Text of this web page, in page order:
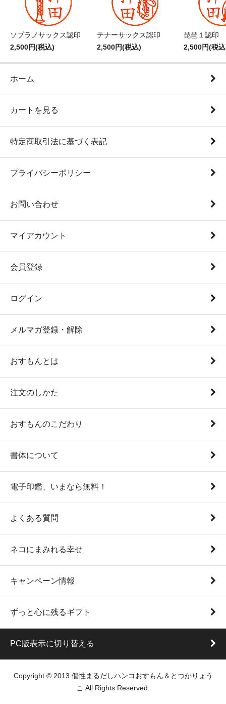
ソプラノサックス認印
2,500円(税込)
テナーサックス認印
2,500円(税込)
琵琶１認印
2,500円(税
ホーム
カートを見る
特定商取引法に基づく表記
プライバシーポリシー
お問い合わせ
マイアカウント
会員登録
ログイン
メルマガ登録・解除
おすもんとは
注文のしかた
おすもんのこだわり
書体について
電子印鑑、いまなら無料！
よくある質問
ネコにまみれる幸せ
キャンペーン情報
ずっと心に残るギフト
PC版表示に切り替える
Copyright © 2013 個性まるだしハンコおすもん＆とつかりょう
こ All Rights Reserved.